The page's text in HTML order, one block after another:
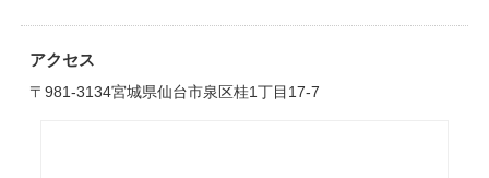
アクセス
〒981-3134宮城県仙台市泉区桂1丁目17-7